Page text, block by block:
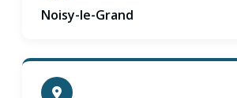
Noisy-le-Grand